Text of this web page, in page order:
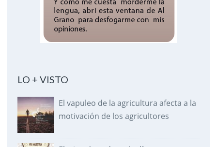
LO + VISTO
El vapuleo de la agricultura afecta a la
motivación de los agricultores